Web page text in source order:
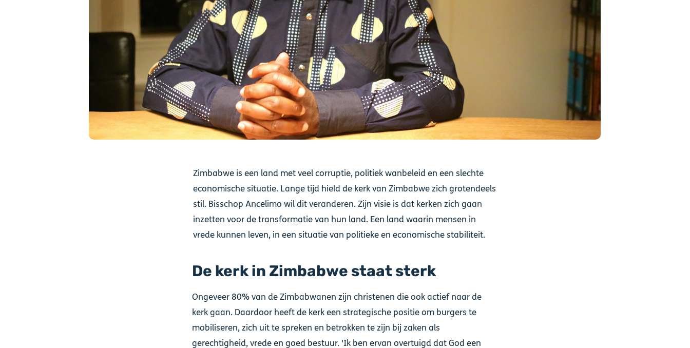
Zimbabwe is een land met veel corruptie, politiek wanbeleid en een slechte
economische situatie. Lange tijd hield de kerk van Zimbabwe zich grotendeels
stil. Bisschop Ancelimo wil dit veranderen. Zijn visie is dat kerken zich gaan
inzetten voor de transformatie van hun land. Een land waarin mensen in
vrede kunnen leven, in een situatie van politieke en economische stabiliteit.
De kerk in Zimbabwe staat sterk
Ongeveer 80% van de Zimbabwanen zijn christenen die ook actief naar de
kerk gaan. Daardoor heeft de kerk een strategische positie om burgers te
mobiliseren, zich uit te spreken en betrokken te zijn bij zaken als
gerechtigheid, vrede en goed bestuur. 'Ik ben ervan overtuigd dat God een